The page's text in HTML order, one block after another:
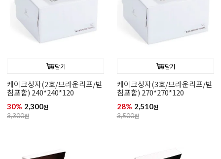
담기
케이크상자(2호/브라운리프/받
침포함) 240*240*120
30% 2,300원
3,300원
담기
케이크상자(3호/브라운리프/받
침포함) 270*270*120
28% 2,510원
3,500원